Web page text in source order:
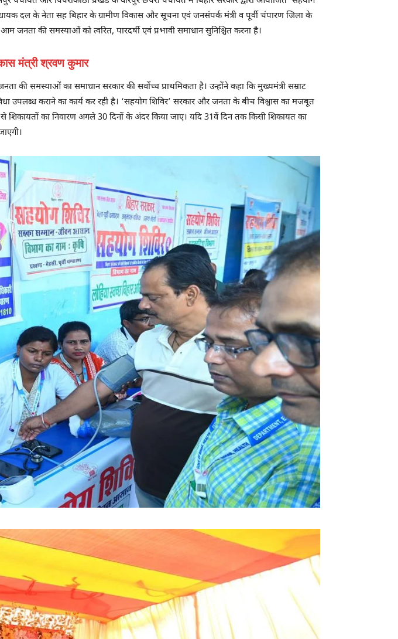
दल के नेता सह बिहार के ग्रामीण विकास और सूचना एवं जनसंपर्क मंत्री व पूर्वी चंपारण जिला के
जनता की समस्याओं को त्वरित, पारदर्षी एवं प्रभावी समाधान सुनिश्चित करना है।
मंत्री श्रवण कुमार
की समस्याओं का समाधान सरकार की सर्वोच्च प्राथमिकता है। उन्होंने कहा कि मुख्यमंत्री सम्राट
उपलब्ध कराने का कार्य कर रही है। ‘सहयोग शिविर’ सरकार और जनता के बीच विश्वास का मजबूत
से शिकायतों का निवारण अगले 30 दिनों के अंदर किया जाए। यदि 31वें दिन तक किसी शिकायत का